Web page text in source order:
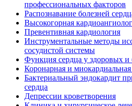
профессиональных факторов
Распознавание болезней
Высокогорная
Превентивная кардиология
Инструментальные методы
сосудистой системы
Функция сердца у здоровых и
Коронарная и миокардиальная
Бактериальный эндокардит
сердца
Депрессии кроветворения